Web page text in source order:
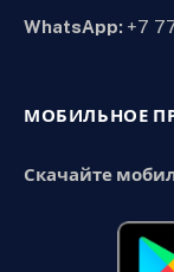
WhatsApp: +7
МОБИЛЬНОЕ
Скачайте